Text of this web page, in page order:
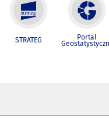
STRATEG Portal